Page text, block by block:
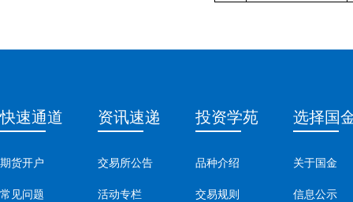
快速通道
期货开户
常见问题
资讯速递
交易所公告
活动专栏
投资学苑
品种介绍
交易规则
选择国
关于国金
信息公示